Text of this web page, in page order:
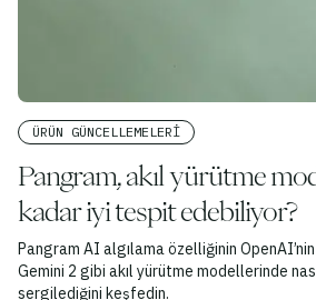
ÜRÜN GÜNCELLEMELERI
Pangram, akıl yürütme
kadar iyi tespit edebiliyor?
Pangram AI algılama özelliğinin
Gemini 2 gibi akıl yürütme modellerinde
sergilediğini keşfedin.